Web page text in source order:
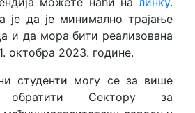
је да је минимално трајање
и да мора бити реализована
октобра 2023. године.
студенти могу се за више
обратити Сектору за